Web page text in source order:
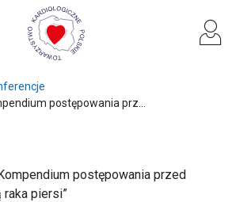
postępowania prz...
postępowania przed
piersi”